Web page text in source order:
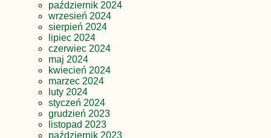
październik 2024
wrzesień 2024
sierpień 2024
lipiec 2024
czerwiec 2024
maj 2024
kwiecień 2024
marzec 2024
luty 2024
styczeń 2024
grudzień 2023
listopad 2023
październik 2023